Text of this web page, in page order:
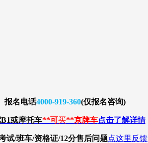
报名电话4000-919-360(仅报名咨询)
或摩托车**可买**京牌车点击了解详情
试/班车/资格证/12分售后问题点这里反馈